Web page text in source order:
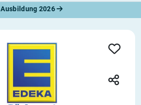
Ausbildung 2026